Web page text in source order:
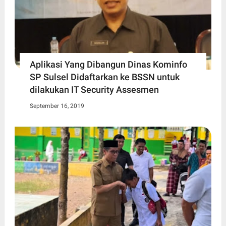
Aplikasi Yang Dibangun Dinas Kominfo
SP Sulsel Didaftarkan ke BSSN untuk
dilakukan IT Security Assesmen
September 16, 2019